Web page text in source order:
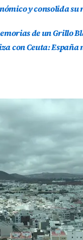
y consolida su
de un Grillo
con Ceuta: España